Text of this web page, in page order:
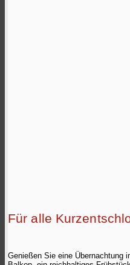
Für alle
Genießen Sie eine Übernachtung